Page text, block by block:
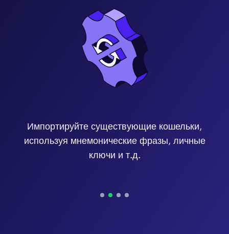
Импортируйте существующие кошельки,
используя мнемонические фразы, личные
ключи и т.д.